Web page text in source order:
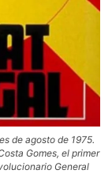
de agosto de 1975.
Gomes, el primer
General